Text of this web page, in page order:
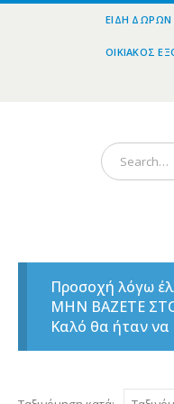
ΕΊΔΗ ΔΏΡΩΝ
ΟΙΚΙΑΚΌΣ
Προσοχή λόγω
ΜΗΝ ΒΑΖΕΤΕ
Καλό θα ήταν να